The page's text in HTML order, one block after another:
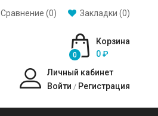
Закладки (0)
Сравнение (0)
Корзина
0
0 ₽
Личный кабинет
Войти / Регистрация